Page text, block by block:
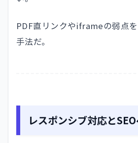
PDF直リンクやiframeの弱点
手法だ。
レスポンシブ対応と